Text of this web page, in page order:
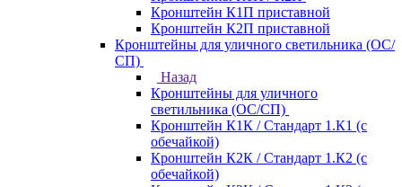
Кронштейн К1П приставной
Кронштейн К2П приставной
Кронштейны для уличного светильника (ОС/
СП)
Назад
Кронштейны для уличного
светильника (ОС/СП)
Кронштейн К1К / Стандарт 1.К1 (с
обечайкой)
Кронштейн К2К / Стандарт 1.К2 (с
обечайкой)